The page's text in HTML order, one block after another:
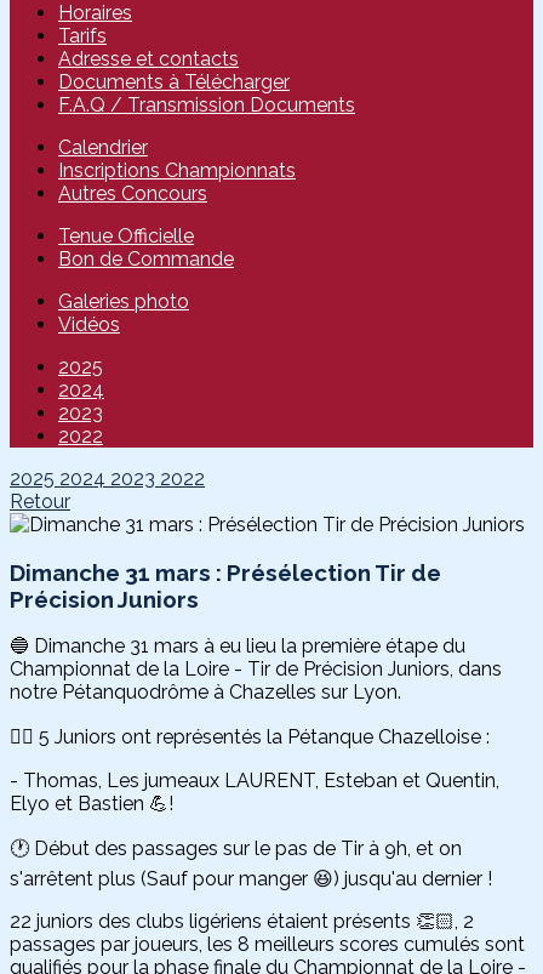
Horaires
Tarifs
Adresse et contacts
Documents à Télécharger
F.A.Q / Transmission Documents
Calendrier
Inscriptions Championnats
Autres Concours
Tenue Officielle
Bon de Commande
Galeries photo
Vidéos
2025
2024
2023
2022
2025 2024 2023 2022
Retour
Dimanche 31 mars : Présélection Tir de
Précision Juniors
🔵 Dimanche 31 mars à eu lieu la première étape du
Championnat de la Loire - Tir de Précision Juniors, dans
notre Pétanquodrôme à Chazelles sur Lyon.
👉🏻 5 Juniors ont représentés la Pétanque Chazelloise :
- Thomas, Les jumeaux LAURENT, Esteban et Quentin,
Elyo et Bastien 💪!
🕐 Début des passages sur le pas de Tir à 9h, et on
s'arrêtent plus (Sauf pour manger 😆) jusqu'au dernier !
22 juniors des clubs ligériens étaient présents 👏🏻, 2
passages par joueurs, les 8 meilleurs scores cumulés sont
qualifiés pour la phase finale du Championnat de la Loire -